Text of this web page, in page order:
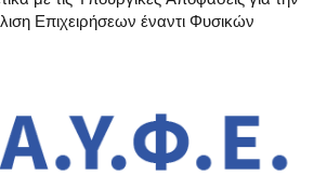
Επιχειρήσεων έναντι Φυσικών